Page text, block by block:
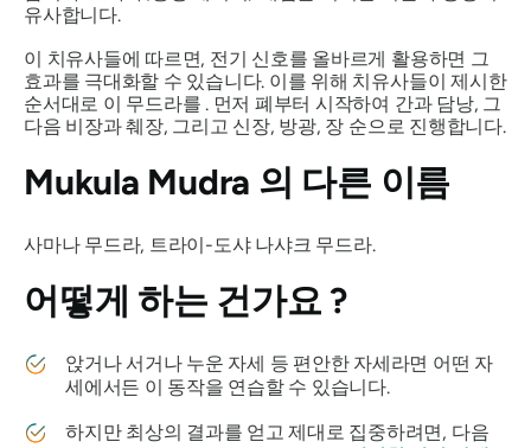
유사합니다.
이 치유사들에 따르면, 전기 신호를 올바르게 활용하면 그
효과를 극대화할 수 있습니다. 이를 위해 치유사들이 제시한
순서대로 이 무드라를 . 먼저 폐부터 시작하여 간과 담낭, 그
다음 비장과 췌장, 그리고 신장, 방광, 장 순으로 진행합니다.
Mukula Mudra 의 다른 이름
사마나 무드라, 트라이-도샤 나샤크 무드라.
어떻게 하는 건가요?
앉거나 서거나 누운 자세 등 편안한 자세라면 어떤 자
세에서든 이 동작을 연습할 수 있습니다.
하지만 최상의 결과를 얻고 제대로 집중하려면, 다음